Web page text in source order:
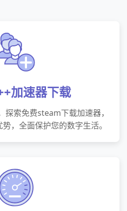
加速器下载
探索免费steam下载加速器，
，全面保护您的数字生活。